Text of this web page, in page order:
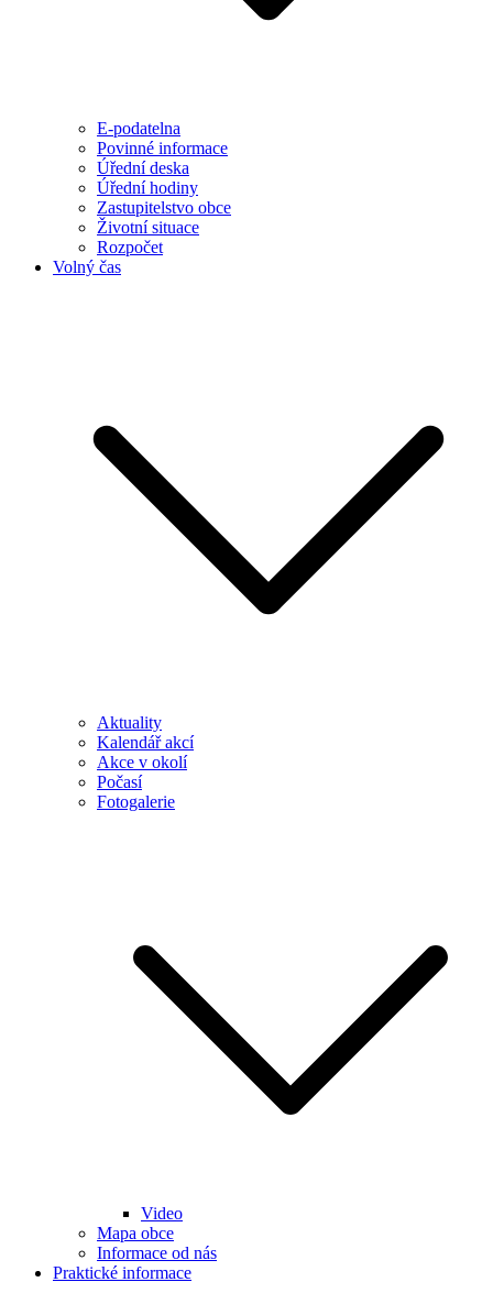
E-podatelna
Povinné informace
Úřední deska
Úřední hodiny
Zastupitelstvo obce
Životní situace
Rozpočet
Volný čas
Aktuality
Kalendář akcí
Akce v okolí
Počasí
Fotogalerie
Video
Mapa obce
Informace od nás
Praktické informace